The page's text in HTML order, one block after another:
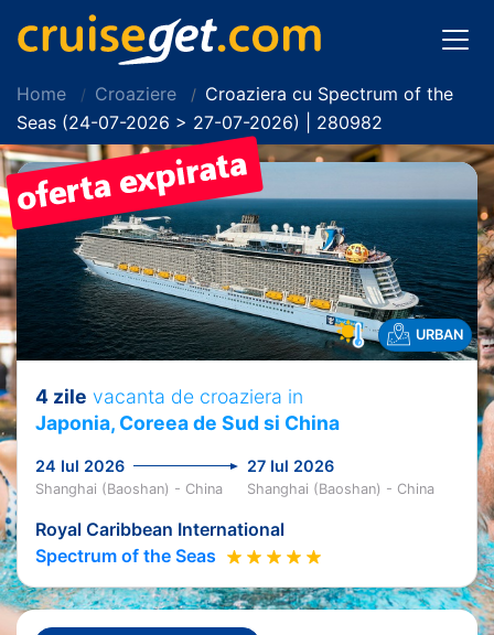
Home Croaziere
Croaziera cu Spectrum of the
Seas (24-07-2026 > 27-07-2026) | 280982
URBAN
4 zile vacanta de croaziera in
Japonia, Coreea de Sud si China
24 Iul 2026 27 Iul 2026
Shanghai (Baoshan) - China Shanghai (Baoshan) - China
Royal Caribbean International
Spectrum of the Seas